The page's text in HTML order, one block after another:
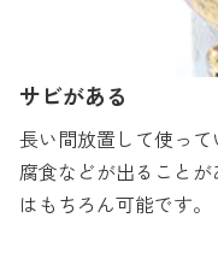
サビがある
長い間放置して使っ
腐食などが出ること
はもちろん可能です。